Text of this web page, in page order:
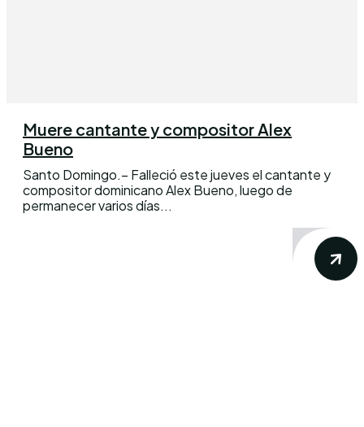
Muere cantante y compositor Alex
Bueno
Santo Domingo.– Falleció este jueves el cantante y
compositor dominicano Alex Bueno, luego de
permanecer varios días...